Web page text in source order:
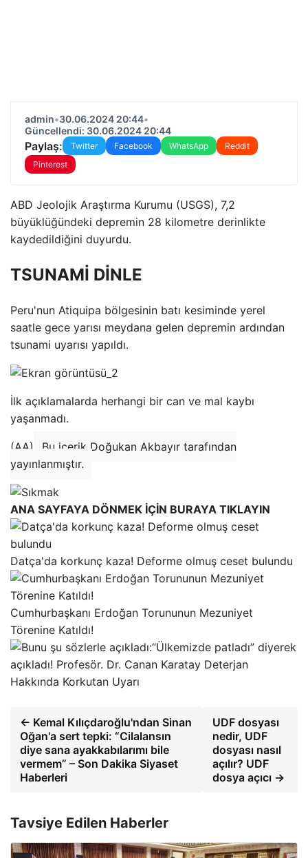
admin•30.06.2024 20:44•
Güncellendi: 30.06.2024 20:44
Paylaş: Twitter Facebook WhatsApp
Reddit
Pinterest
ABD Jeolojik Araştırma Kurumu (USGS), 7,2
büyüklüğündeki depremin 28 kilometre derinlikte
kaydedildiğini duyurdu.
TSUNAMİ DİNLE
Peru'nun Atiquipa bölgesinin batı kesiminde yerel
saatle gece yarısı meydana gelen depremin ardından
tsunami uyarısı yapıldı.
İlk açıklamalarda herhangi bir can ve mal kaybı
yaşanmadı.
(AA)
Bu içerik Doğukan Akbayır tarafından
yayınlanmıştır.
ANA SAYFAYA DÖNMEK İÇİN BURAYA TIKLAYIN
Datça'da korkunç kaza! Deforme olmuş ceset bulundu
Cumhurbaşkanı Erdoğan Torununun Mezuniyet
Törenine Katıldı!
“Ülkemizde patladı” diyerek
açıkladı! Profesör. Dr. Canan Karatay Deterjan
Hakkında Korkutan Uyarı
← Kemal Kılıçdaroğlu'ndan Sinan
Oğan'a sert tepki: “Cilalansın
diye sana ayakkabılarımı bile
vermem” – Son Dakika Siyaset
Haberleri
UDF dosyası
nedir, UDF
dosyası nasıl
açılır? UDF
dosya açıcı →
Tavsiye Edilen Haberler